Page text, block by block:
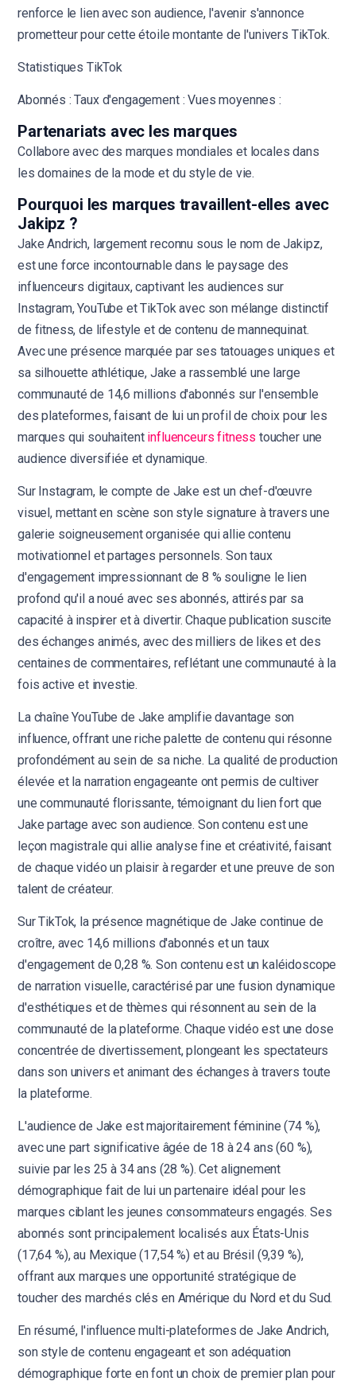
renforce le lien avec son audience, l'avenir s'annonce
prometteur pour cette étoile montante de l'univers TikTok.
Statistiques TikTok
Abonnés : Taux d'engagement : Vues moyennes :
Partenariats avec les marques
Collabore avec des marques mondiales et locales dans
les domaines de la mode et du style de vie.
Pourquoi les marques travaillent-elles avec
Jakipz ?
Jake Andrich, largement reconnu sous le nom de Jakipz,
est une force incontournable dans le paysage des
influenceurs digitaux, captivant les audiences sur
Instagram, YouTube et TikTok avec son mélange distinctif
de fitness, de lifestyle et de contenu de mannequinat.
Avec une présence marquée par ses tatouages uniques et
sa silhouette athlétique, Jake a rassemblé une large
communauté de 14,6 millions d'abonnés sur l'ensemble
des plateformes, faisant de lui un profil de choix pour les
marques qui souhaitent influenceurs fitness toucher une
audience diversifiée et dynamique.
Sur Instagram, le compte de Jake est un chef-d'œuvre
visuel, mettant en scène son style signature à travers une
galerie soigneusement organisée qui allie contenu
motivationnel et partages personnels. Son taux
d'engagement impressionnant de 8 % souligne le lien
profond qu'il a noué avec ses abonnés, attirés par sa
capacité à inspirer et à divertir. Chaque publication suscite
des échanges animés, avec des milliers de likes et des
centaines de commentaires, reflétant une communauté à la
fois active et investie.
La chaîne YouTube de Jake amplifie davantage son
influence, offrant une riche palette de contenu qui résonne
profondément au sein de sa niche. La qualité de production
élevée et la narration engageante ont permis de cultiver
une communauté florissante, témoignant du lien fort que
Jake partage avec son audience. Son contenu est une
leçon magistrale qui allie analyse fine et créativité, faisant
de chaque vidéo un plaisir à regarder et une preuve de son
talent de créateur.
Sur TikTok, la présence magnétique de Jake continue de
croître, avec 14,6 millions d'abonnés et un taux
d'engagement de 0,28 %. Son contenu est un kaléidoscope
de narration visuelle, caractérisé par une fusion dynamique
d'esthétiques et de thèmes qui résonnent au sein de la
communauté de la plateforme. Chaque vidéo est une dose
concentrée de divertissement, plongeant les spectateurs
dans son univers et animant des échanges à travers toute
la plateforme.
L'audience de Jake est majoritairement féminine (74 %),
avec une part significative âgée de 18 à 24 ans (60 %),
suivie par les 25 à 34 ans (28 %). Cet alignement
démographique fait de lui un partenaire idéal pour les
marques ciblant les jeunes consommateurs engagés. Ses
abonnés sont principalement localisés aux États-Unis
(17,64 %), au Mexique (17,54 %) et au Brésil (9,39 %),
offrant aux marques une opportunité stratégique de
toucher des marchés clés en Amérique du Nord et du Sud.
En résumé, l'influence multi-plateformes de Jake Andrich,
son style de contenu engageant et son adéquation
démographique forte en font un choix de premier plan pour